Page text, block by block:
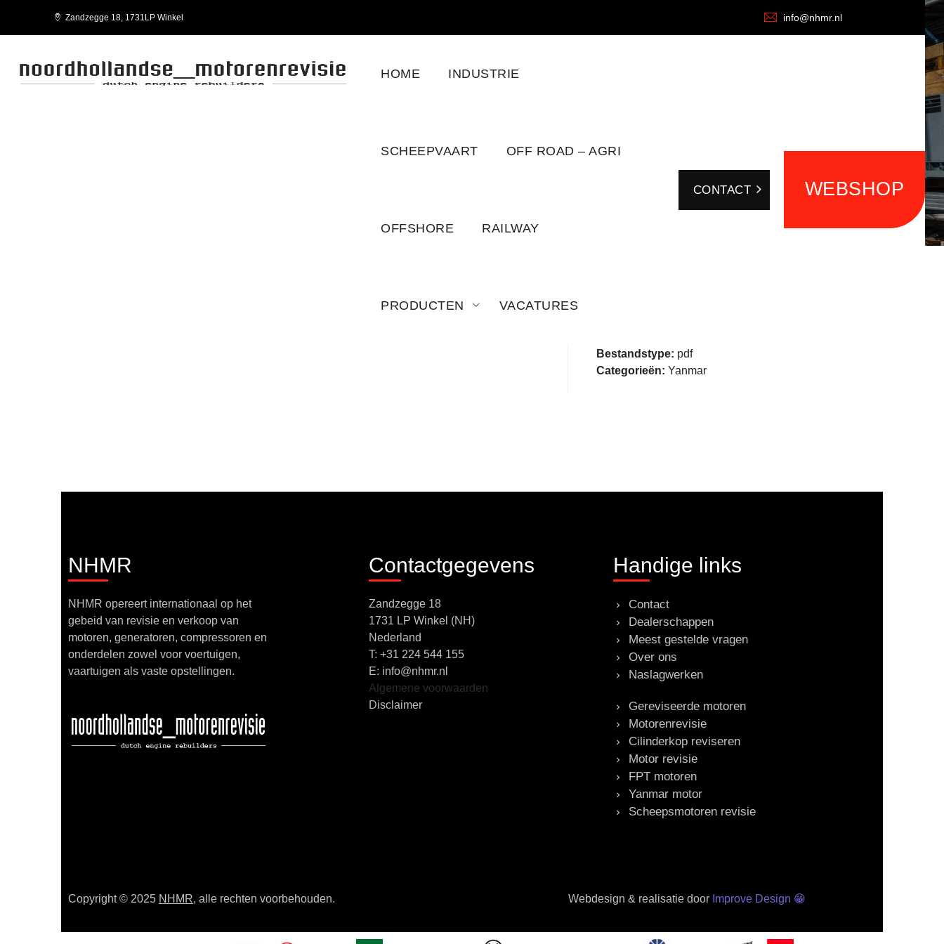
Zandzegge 18, 1731LP Winkel info@nhmr.nl
HOME INDUSTRIE
SCHEEPVAART OFF ROAD – AGRI
OFFSHORE RAILWAY
PRODUCTEN VACATURES
CONTACT WEBSHOP
YANMAR WORKSHOP MANUAL 1GM10 2GM30 3GM30 3HM35
Bestandstype: pdf
Categorieën: Yanmar
NHMR
NHMR opereert internationaal op het
gebeid van revisie en verkoop van
motoren, generatoren, compressoren en
onderdelen zowel voor voertuigen,
vaartuigen als vaste opstellingen.
Contactgegevens
Zandzegge 18
1731 LP Winkel (NH)
Nederland
T: +31 224 544 155
E: info@nhmr.nl
Algemene voorwaarden
Disclaimer
Handige links
Contact
Dealerschappen
Meest gestelde vragen
Over ons
Naslagwerken
Gereviseerde motoren
Motorenrevisie
Cilinderkop reviseren
Motor revisie
FPT motoren
Yanmar motor
Scheepsmotoren revisie
Copyright © 2025 NHMR, alle rechten voorbehouden. Webdesign & realisatie door Improve Design 😁